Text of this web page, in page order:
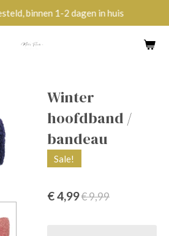
binnen 1-2 dagen in huis
Winter
hoofdband /
bandeau
Sale!
€ 4,99€ 9,99